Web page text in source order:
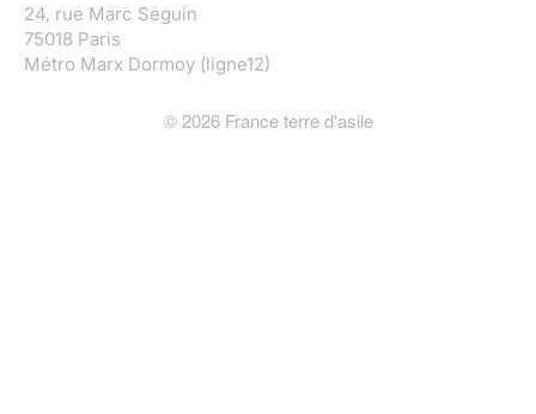
24, rue Marc Seguin
75018 Paris
Métro Marx Dormoy (ligne12)
© 2026France terre d'asile